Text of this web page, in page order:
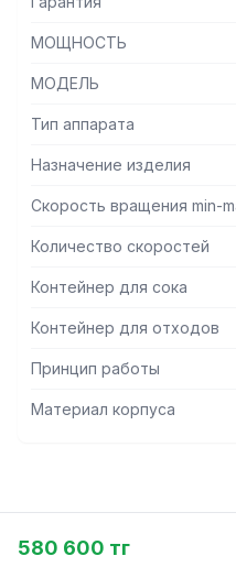
МОЩНОСТЬ
МОДЕЛЬ
Тип аппарата
Назначение изделия
Скорость вращения min-
Количество скоростей
Контейнер для сока
Контейнер для отходов
Принцип работы
Материал корпуса
580 600 тг